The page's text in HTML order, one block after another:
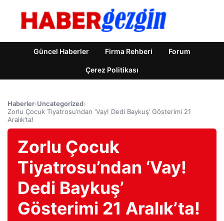
Güncel Haberler Firma Rehberi Forum
Çerez Politikası
Haberler›Uncategorized›
Zorlu Çocuk Tiyatrosu’ndan ‘Vay! Dedi Baykuş’ Gösterimi 21
Aralık’ta!
Zorlu Çocuk
Tiyatrosu’ndan ‘Vay!
Dedi Baykuş’
Gösterimi 21 Aralık’ta!